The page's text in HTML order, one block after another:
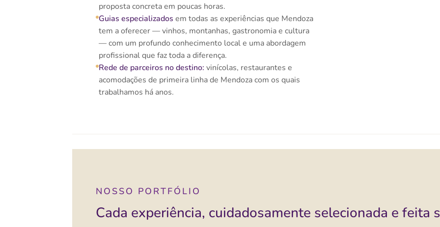
proposta concreta em poucas horas.
Guias especializados em todas as experiências que Mendoza
tem a oferecer — vinhos, montanhas, gastronomia e cultura
— com um profundo conhecimento local e uma abordagem
profissional que faz toda a diferença.
Rede de parceiros no destino: vinícolas, restaurantes e
acomodações de primeira linha de Mendoza com os quais
trabalhamos há anos.
NOSSO PORTFÓLIO
Cada experiência, cuidadosamente selecionada e feita